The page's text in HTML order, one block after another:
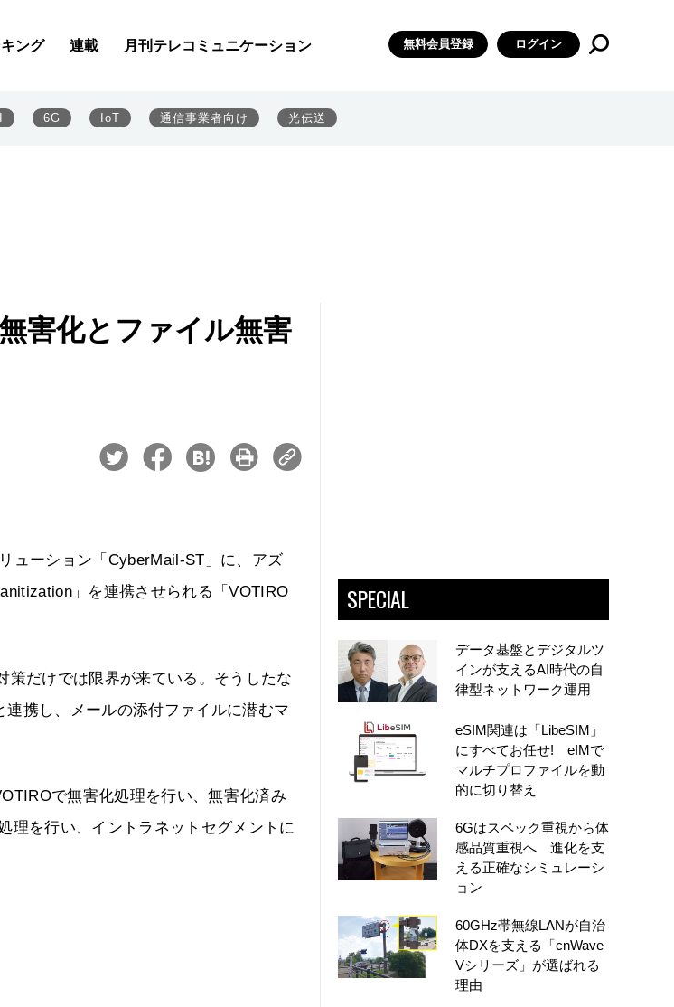
ング 連載 月刊テレコミュニケーション 無料会員登録 ログイン
6G IoT 通信事業者向け 光伝送
害化とファイル無害
ューション「CyberMail-ST」に、アズ
」を連携させられる「VOTIRO
だけでは限界が来ている。そうしたな
携し、メールの添付ファイルに潜むマ
で無害化処理を行い、無害化済み
理を行い、イントラネットセグメントに
SPECIAL
データ基盤とデジタルツ
インが支えるAI時代の自
律型ネットワーク運用
eSIM関連は「LibeSIM」
にすべてお任せ! eIMで
マルチプロファイルを動
的に切り替え
6Gはスペック重視から体
感品質重視へ 進化を支
える正確なシミュレーシ
ョン
60GHz帯無線LANが自治
体DXを支える「cnWave
Vシリーズ」が選ばれる
理由